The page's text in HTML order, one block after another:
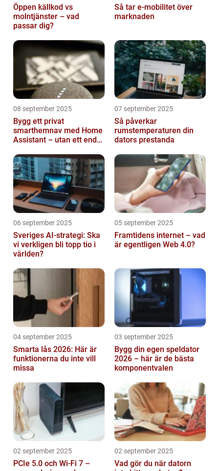
Öppen källkod vs
molntjänster – vad
passar dig?
Så tar e-mobilitet över
marknaden
08 september 2025
Bygg ett privat
smarthemnav med Home
Assistant – utan ett enda
07 september 2025
Så påverkar
rumstemperaturen din
dators prestanda
06 september 2025
Sveriges AI-strategi: Ska
vi verkligen bli topp tio i
världen?
05 september 2025
Framtidens internet – vad
är egentligen Web 4.0?
04 september 2025
Smarta lås 2026: Här är
funktionerna du inte vill
missa
03 september 2025
Bygg din egen speldator
2026 – här är de bästa
komponentvalen
02 september 2025
PCIe 5.0 och Wi-Fi 7 –
02 september 2025
Vad gör du när datorn